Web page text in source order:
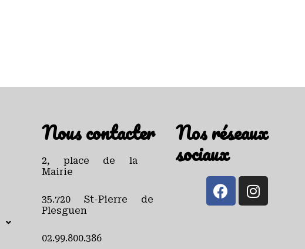
Nous contacter
2, place de la
Mairie
35.720 St-Pierre de
Plesguen
02.99.800.386
Nos réseaux
sociaux